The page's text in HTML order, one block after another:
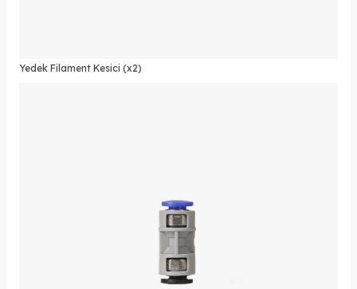
Yedek Filament Kesici (x2)